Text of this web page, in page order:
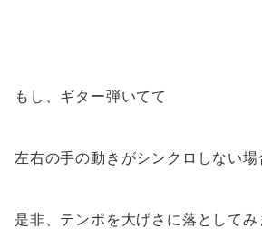
もし、ギター弾いてて
左右の手の動きがシンクロしない場
是非、テンポを大げさに落としてみ